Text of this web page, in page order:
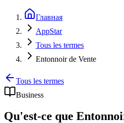
Главная
AppStar
Tous les termes
Entonnoir de Vente
Tous les termes
Business
Qu'est-ce que